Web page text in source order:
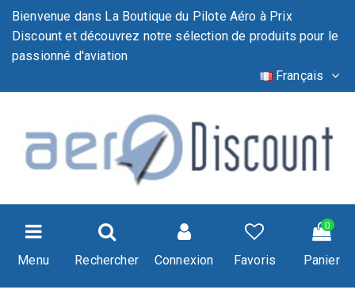
Bienvenue dans La Boutique du Pilote Aéro à Prix
Discount et découvrez notre sélection de produits pour le
passionné d'aviation
Français
Menu Rechercher Connexion Favoris
0
Panier